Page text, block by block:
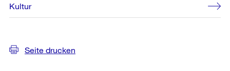
Kultur
Seite drucken